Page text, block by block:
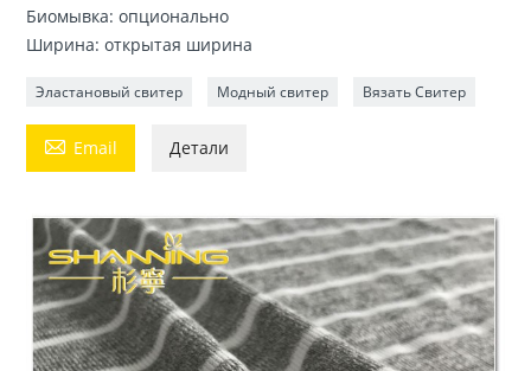
Биомывка: опционально
Ширина: открытая ширина
Эластановый свитер Модный свитер Вязать Свитер
 Email Детали